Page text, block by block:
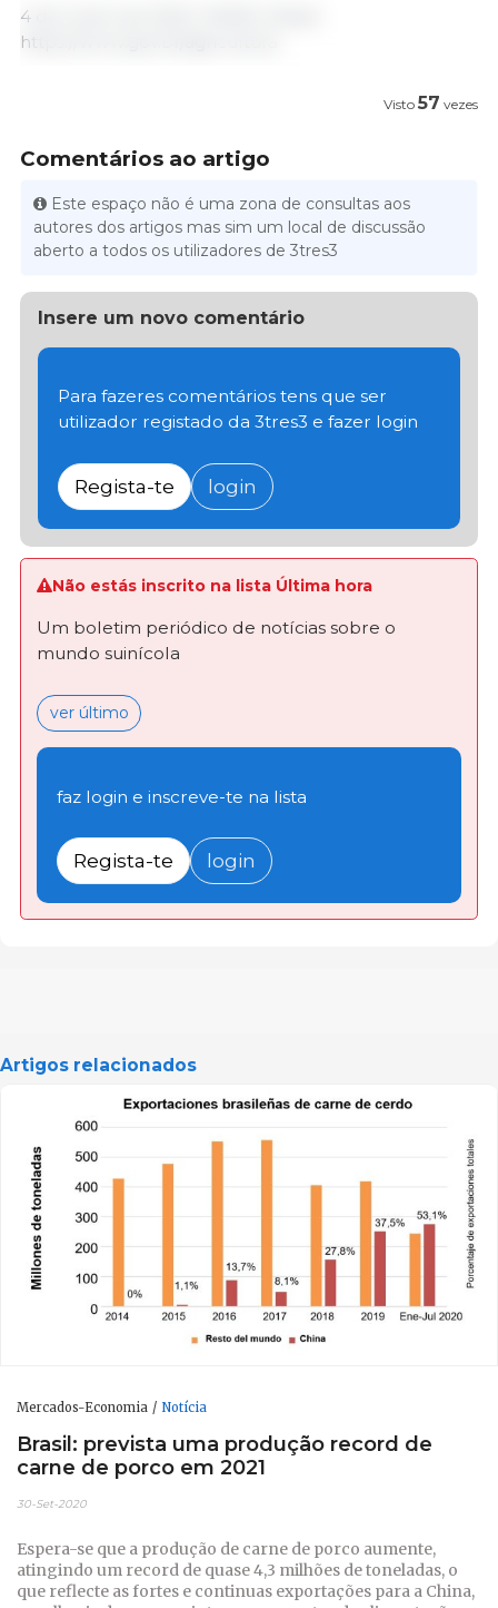
4 de Junho de 2020 / MAPA / Brasil.
https://www.gov.br/agricultura
Visto 57 vezes
Comentários ao artigo
Este espaço não é uma zona de consultas aos
autores dos artigos mas sim um local de discussão
aberto a todos os utilizadores de 3tres3
Insere um novo comentário
Para fazeres comentários tens que ser
utilizador registado da 3tres3 e fazer login
Regista-te login
Não estás inscrito na lista Última hora
Um boletim periódico de notícias sobre o
mundo suinícola
ver último
faz login e inscreve-te na lista
Regista-te login
Artigos relacionados
Mercados-Economia Notícia
Brasil: prevista uma produção record de
carne de porco em 2021
30-Set-2020
Espera-se que a produção de carne de porco aumente,
atingindo um record de quase 4,3 milhões de toneladas, o
que reflecte as fortes e continuas exportações para a China,